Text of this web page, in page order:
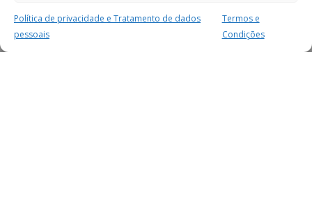
Política de privacidade e Tratamento de dados
pessoais
Termos e
Condições